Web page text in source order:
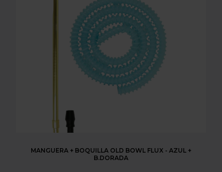
MANGUERA + BOQUILLA OLD BOWL FLUX - AZUL +
B.DORADA